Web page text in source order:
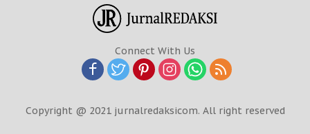
Connect With Us
Copyright @ 2021 jurnalredaksicom. All right reserved